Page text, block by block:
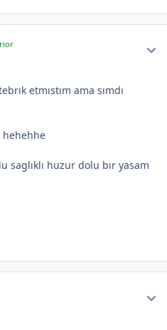
etmıstım ama sımdı
hehehhe
saglıklı huzur dolu bır yasam